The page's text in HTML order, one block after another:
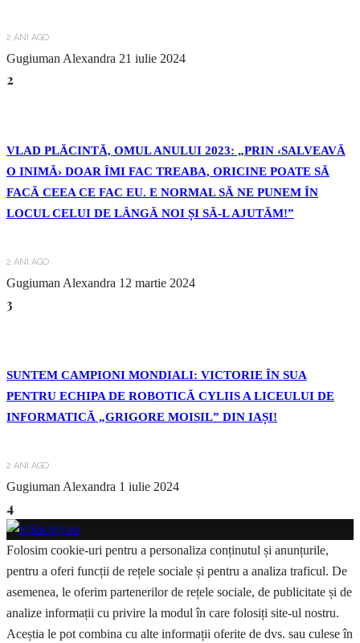
2 ANI AGO
Gugiuman Alexandra 21 iulie 2024
2
VLAD PLĂCINTĂ, OMUL ANULUI 2023: „PRIN ‹SALVEAVĂ
O INIMĂ› DOAR ÎMI FAC TREABA, ORICINE POATE SĂ
FACĂ CEEA CE FAC EU. E NORMAL SĂ NE PUNEM ÎN
LOCUL CELUI DE LÂNGĂ NOI ȘI SĂ-L AJUTĂM!”
2 ANI AGO
Gugiuman Alexandra 12 martie 2024
3
SUNTEM CAMPIONI MONDIALI: VICTORIE ÎN SUA
PENTRU ECHIPA DE ROBOTICĂ CYLIIS A LICEULUI DE
INFORMATICĂ „GRIGORE MOISIL” DIN IAȘI!
2 ANI AGO
Gugiuman Alexandra 1 iulie 2024
4
Folosim cookie-uri pentru a personaliza conținutul și anunțurile,
pentru a oferi funcții de rețele sociale și pentru a analiza traficul. De
asemenea, le oferim partenerilor de rețele sociale, de publicitate și de
analize informații cu privire la modul în care folosiți site-ul nostru.
Aceștia le pot combina cu alte informații oferite de dvs. sau culese în